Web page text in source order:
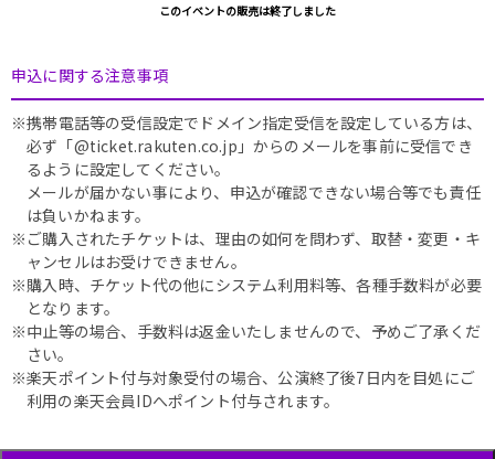
このイベントの販売は終了しました
申込に関する注意事項
※携帯電話等の受信設定でドメイン指定受信を設定している方は、
必ず「@ticket.rakuten.co.jp」からのメールを事前に受信でき
るように設定してください。
メールが届かない事により、申込が確認できない場合等でも責任
は負いかねます。
※ご購入されたチケットは、理由の如何を問わず、取替・変更・キ
ャンセルはお受けできません。
※購入時、チケット代の他にシステム利用料等、各種手数料が必要
となります。
※中止等の場合、手数料は返金いたしませんので、予めご了承くだ
さい。
※楽天ポイント付与対象受付の場合、公演終了後7日内を目処にご
利用の楽天会員IDへポイント付与されます。